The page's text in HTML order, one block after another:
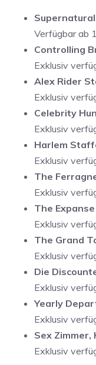
Verfügbar ab
Controlling
Exklusiv
Alex Rider
Exklusiv
Celebrity
Exklusiv
Harlem
Exklusiv
The
Exklusiv
The
Exklusiv
The Grand
Exklusiv
Die
Exklusiv
Yearly
Exklusiv
Sex Zimmer,
Exklusiv